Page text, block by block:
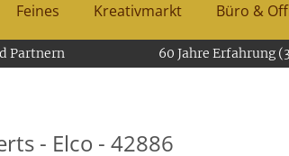
Feines Kreativmarkt Büro &
Partnern 60 Jahre Erfahrung
- Elco - 42886